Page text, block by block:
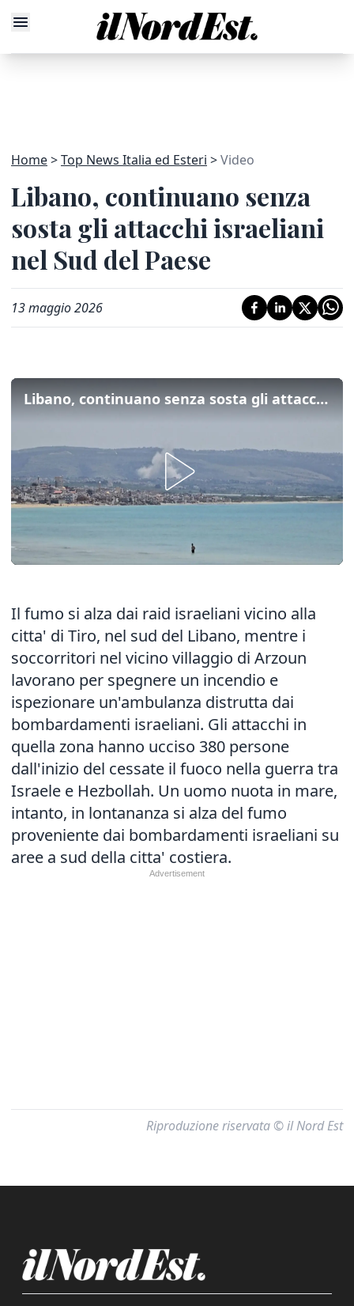
Home Top News Italia ed Esteri Video
Libano, continuano senza
sosta gli attacchi israeliani
nel Sud del Paese
13 maggio 2026
Libano, continuano senza sosta gli attacchi israeliani nel Sud del Paese
Il fumo si alza dai raid israeliani vicino alla
citta' di Tiro, nel sud del Libano, mentre i
soccorritori nel vicino villaggio di Arzoun
lavorano per spegnere un incendio e
ispezionare un'ambulanza distrutta dai
bombardamenti israeliani. Gli attacchi in
quella zona hanno ucciso 380 persone
dall'inizio del cessate il fuoco nella guerra tra
Israele e Hezbollah. Un uomo nuota in mare,
intanto, in lontananza si alza del fumo
proveniente dai bombardamenti israeliani su
aree a sud della citta' costiera.
Riproduzione riservata © il Nord Est